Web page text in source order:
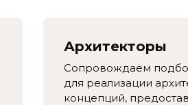
Архитекторы
Сопровождаем
для реализации
концепций,